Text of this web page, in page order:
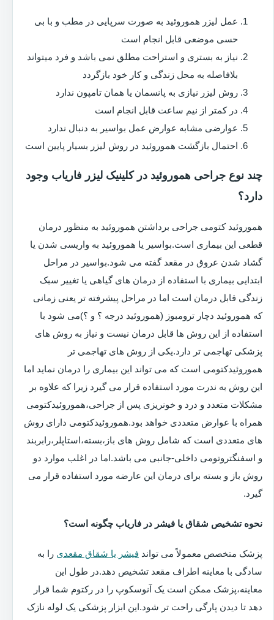
عمل لیزر هموروئید به صورت سرپایی در مطب و با بی
حسی موضعی قابل انجام است
نیاز به بستری و استراحت مطلق نمی باشد و فرد میتواند
بلافاصله به محل زندگی و کار خود بازگردد
روش لیزر نیازی به پانسمان یا همان تامپون ندارد
در کمتر از نیم ساعت قابل انجام است
عوارضی مشابه عوارض عمل بواسیر به دنبال ندارد
احتمال بازگشت هموروئید در روش لیزر بسیار پایین است
چند نوع جراحی هموروئید در کلینیک لیزر فاریاب وجود
دارد؟
هموروئید کتومی جراحی برداشتن هموروئید به منظور درمان
قطعی این بیماری است.بواسیر یا هموروئید به واریسی شدن یا
گشاد شدن عروق در مقعد گفته می شود.بواسیر در مراحل
ابتدایی بیماری با استفاده از درمان های گیاهی یا تغییر سبک
زندگی قابل درمان است اما در مراحل پیشرفته تر یعنی زمانی
که هموروئید دچار ترومبوز (هموروئید درجه ؟ و ؟)می شود با
استفاده از این روش ها قابل درمان نیست و نیاز به روش های
پزشکی تهاجمی تر دارد.یکی از روش های تهاجمی تر
هموروئیدکتومی است که می تواند این بیماری را درمان نماید اما
این روش به ندرت مورد استفاده قرار می گیرد زیرا که علاوه بر
مشکلات متعدد و درد و خونریزی پس از جراحی،هموروئیدکتومی
همراه با عوارض متعددی خواهد بود.هموروئیدکتومی دارای روش
های متعددی است که شامل روش های باز،بسته،استاپلر،رابربند
و اسفنگتروتومی داخلی-جانبی می باشد.اما در اغلب موارد دو
روش باز و بسته برای درمان این عارضه مورد استفاده قرار می
گیرد.
نحوه تشخیص شقاق یا فیشر در فاریاب چگونه است؟
پزشک متخصص معمولاً می تواند فیشر یا شقاق مقعدی را به
سادگی با معاینه اطراف مقعد تشخیص دهد.در طول این
معاینه،پزشک ممکن است یک آنوسکوپ را در رکتوم شما قرار
دهد تا دیدن پارگی راحت تر شود.این ابزار پزشکی یک لوله نازک